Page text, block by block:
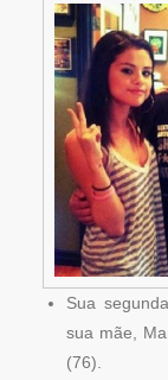
Sua
sua mãe,
(76).